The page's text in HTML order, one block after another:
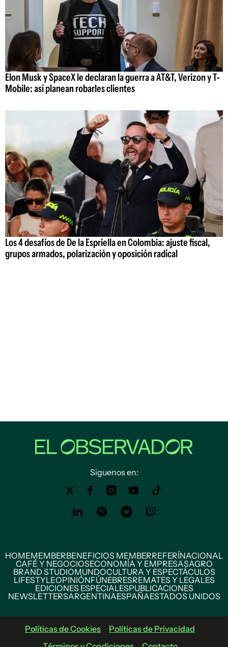
Elon Musk y SpaceX le declaran la guerra a AT&T, Verizon y T-
Mobile: así planean robarles clientes
Los 4 desafíos de De la Espriella en Colombia: ajuste fiscal,
grupos armados, polarización y oposición radical
Siguenos en:
HOMEMEMBERBENEFICIOS MEMBERREFERÍNACIONAL
CAFÉ Y NEGOCIOSECONOMÍA Y EMPRESASAGRO
BRAND STUDIOMUNDOCULTURA Y ESPECTÁCULOS
LIFESTYLEOPINIÓNFÚNEBRESREMATES Y LEGALES
EDICIONES ESPECIALESPUBLICACIONES
NEWSLETTERSARGENTINAESPAÑAESTADOS UNIDOS
Políticas de Cookies
Políticas de Privacidad